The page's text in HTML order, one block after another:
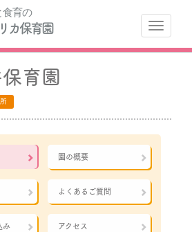
食育の
カ保育園 ナ
育園
園の概要
よくあるご質問
み アクセス